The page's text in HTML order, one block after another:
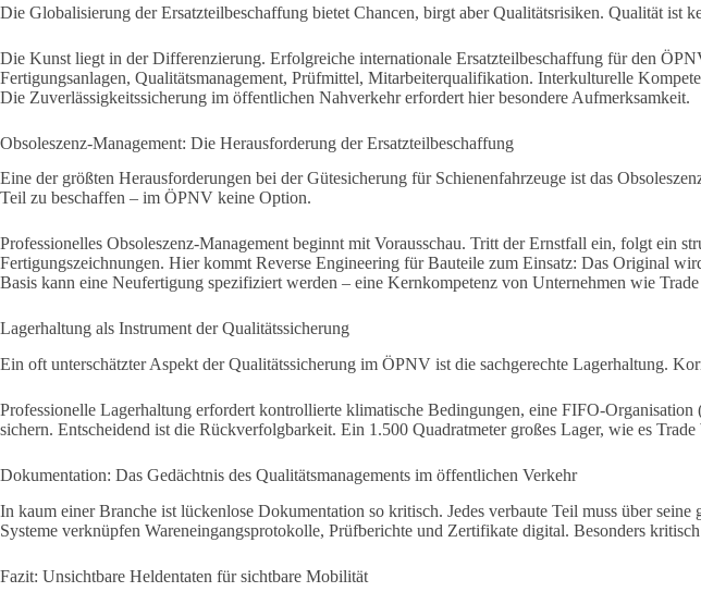
Die Globalisierung der Ersatzteilbeschaffung bietet Chancen, birgt aber Qualitätsrisiken. Qualität ist
Die Kunst liegt in der Differenzierung. Erfolgreiche internationale Ersatzteilbeschaffung für den
Fertigungsanlagen, Qualitätsmanagement, Prüfmittel, Mitarbeiterqualifikation. Interkulturelle
Die Zuverlässigkeitssicherung im öffentlichen Nahverkehr erfordert hier besondere Aufmerksamkeit.
Obsoleszenz-Management: Die Herausforderung der Ersatzteilbeschaffung
Eine der größten Herausforderungen bei der Gütesicherung für Schienenfahrzeuge ist das
Teil zu beschaffen – im ÖPNV keine Option.
Professionelles Obsoleszenz-Management beginnt mit Vorausschau. Tritt der Ernstfall ein, folgt ein
Fertigungszeichnungen. Hier kommt Reverse Engineering für Bauteile zum Einsatz: Das Original
Basis kann eine Neufertigung spezifiziert werden – eine Kernkompetenz von Unternehmen wie
Lagerhaltung als Instrument der Qualitätssicherung
Ein oft unterschätzter Aspekt der Qualitätssicherung im ÖPNV ist die sachgerechte Lagerhaltung.
Professionelle Lagerhaltung erfordert kontrollierte klimatische Bedingungen, eine FIFO-
sichern. Entscheidend ist die Rückverfolgbarkeit. Ein 1.500 Quadratmeter großes Lager, wie es
Dokumentation: Das Gedächtnis des Qualitätsmanagements im öffentlichen Verkehr
In kaum einer Branche ist lückenlose Dokumentation so kritisch. Jedes verbaute Teil muss über
Systeme verknüpfen Wareneingangsprotokolle, Prüfberichte und Zertifikate digital. Besonders
Fazit: Unsichtbare Heldentaten für sichtbare Mobilität